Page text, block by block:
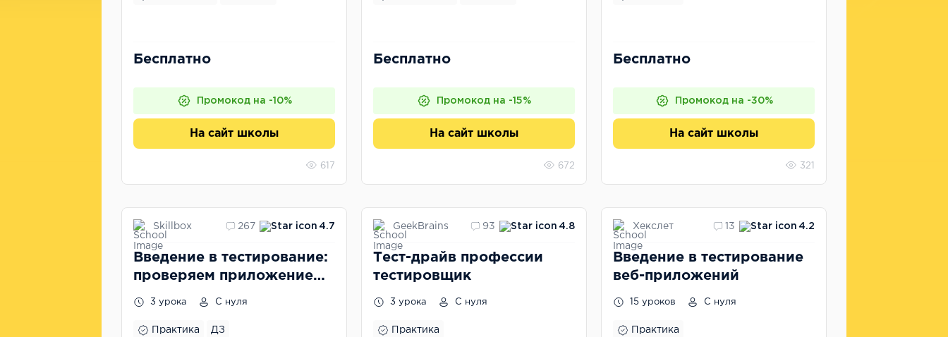
Бесплатно
Промокод на -10%
На сайт школы
617
Бесплатно
Промокод на -15%
На сайт школы
672
Бесплатно
Промокод на -30%
На сайт школы
321
Skillbox 267 4.7
Введение в тестирование:
проверяем приложение
3 урока С нуля
Практика ДЗ
GeekBrains 93 4.8
Тест-драйв профессии
тестировщик
3 урока С нуля
Практика
Хекслет 13 4.2
Введение в тестирование
веб-приложений
15 уроков С нуля
Практика